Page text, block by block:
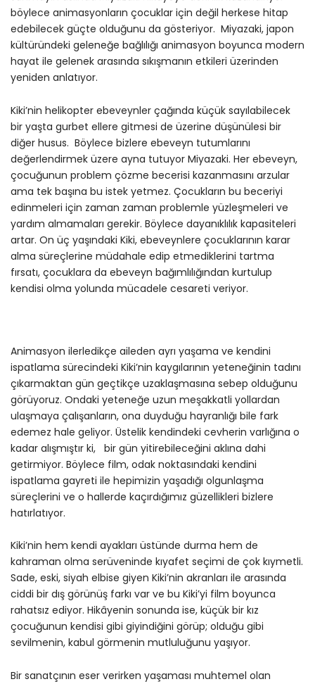
böylece animasyonların çocuklar için değil herkese hitap
edebilecek güçte olduğunu da gösteriyor. Miyazaki, japon
kültüründeki geleneğe bağlılığı animasyon boyunca modern
hayat ile gelenek arasında sıkışmanın etkileri üzerinden
yeniden anlatıyor.
Kiki’nin helikopter ebeveynler çağında küçük sayılabilecek
bir yaşta gurbet ellere gitmesi de üzerine düşünülesi bir
diğer husus. Böylece bizlere ebeveyn tutumlarını
değerlendirmek üzere ayna tutuyor Miyazaki. Her ebeveyn,
çocuğunun problem çözme becerisi kazanmasını arzular
ama tek başına bu istek yetmez. Çocukların bu beceriyi
edinmeleri için zaman zaman problemle yüzleşmeleri ve
yardım almamaları gerekir. Böylece dayanıklılık kapasiteleri
artar. On üç yaşındaki Kiki, ebeveynlere çocuklarının karar
alma süreçlerine müdahale edip etmediklerini tartma
fırsatı, çocuklara da ebeveyn bağımlılığından kurtulup
kendisi olma yolunda mücadele cesareti veriyor.
Animasyon ilerledikçe aileden ayrı yaşama ve kendini
ispatlama sürecindeki Kiki’nin kaygılarının yeteneğinin tadını
çıkarmaktan gün geçtikçe uzaklaşmasına sebep olduğunu
görüyoruz. Ondaki yeteneğe uzun meşakkatli yollardan
ulaşmaya çalışanların, ona duyduğu hayranlığı bile fark
edemez hale geliyor. Üstelik kendindeki cevherin varlığına o
kadar alışmıştır ki, bir gün yitirebileceğini aklına dahi
getirmiyor. Böylece film, odak noktasındaki kendini
ispatlama gayreti ile hepimizin yaşadığı olgunlaşma
süreçlerini ve o hallerde kaçırdığımız güzellikleri bizlere
hatırlatıyor.
Kiki’nin hem kendi ayakları üstünde durma hem de
kahraman olma serüveninde kıyafet seçimi de çok kıymetli.
Sade, eski, siyah elbise giyen Kiki’nin akranları ile arasında
ciddi bir dış görünüş farkı var ve bu Kiki’yi film boyunca
rahatsız ediyor. Hikâyenin sonunda ise, küçük bir kız
çocuğunun kendisi gibi giyindiğini görüp; olduğu gibi
sevilmenin, kabul görmenin mutluluğunu yaşıyor.
Bir sanatçının eser verirken yaşaması muhtemel olan